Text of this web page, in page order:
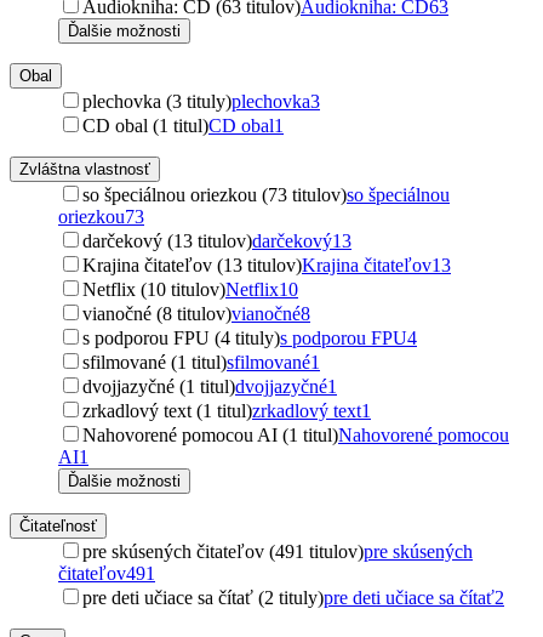
Audiokniha: CD (63 titulov)Audiokniha: CD63
Ďalšie možnosti
Obal
plechovka (3 tituly)plechovka3
CD obal (1 titul)CD obal1
Zvláštna vlastnosť
so špeciálnou oriezkou (73 titulov)so špeciálnou
oriezkou73
darčekový (13 titulov)darčekový13
Krajina čitateľov (13 titulov)Krajina čitateľov13
Netflix (10 titulov)Netflix10
vianočné (8 titulov)vianočné8
s podporou FPU (4 tituly)s podporou FPU4
sfilmované (1 titul)sfilmované1
dvojjazyčné (1 titul)dvojjazyčné1
zrkadlový text (1 titul)zrkadlový text1
Nahovorené pomocou AI (1 titul)Nahovorené pomocou
AI1
Ďalšie možnosti
Čitateľnosť
pre skúsených čitateľov (491 titulov)pre skúsených
čitateľov491
pre deti učiace sa čítať (2 tituly)pre deti učiace sa čítať2